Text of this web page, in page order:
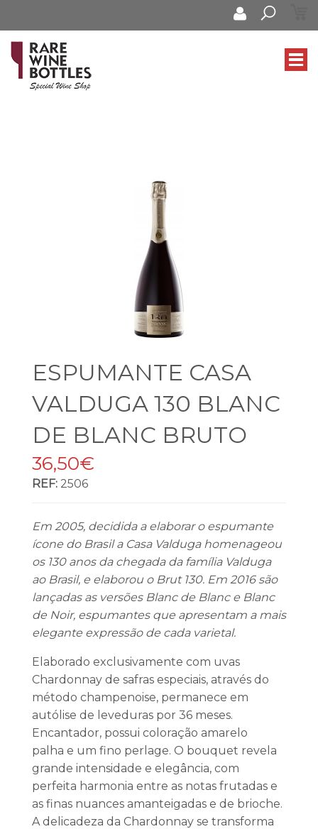
ESPUMANTE CASA
VALDUGA 130 BLANC
DE BLANC BRUTO
36,50€
REF: 2506
Em 2005, decidida a elaborar o espumante
ícone do Brasil a Casa Valduga homenageou
os 130 anos da chegada da família Valduga
ao Brasil, e elaborou o Brut 130. Em 2016 são
lançadas as versões Blanc de Blanc e Blanc
de Noir, espumantes que apresentam a mais
elegante expressão de cada varietal.
Elaborado exclusivamente com uvas
Chardonnay de safras especiais, através do
método champenoise, permanece em
autólise de leveduras por 36 meses.
Encantador, possui coloração amarelo
palha e um fino perlage. O bouquet revela
grande intensidade e elegância, com
perfeita harmonia entre as notas frutadas e
as finas nuances amanteigadas e de brioche.
A delicadeza da Chardonnay se transforma